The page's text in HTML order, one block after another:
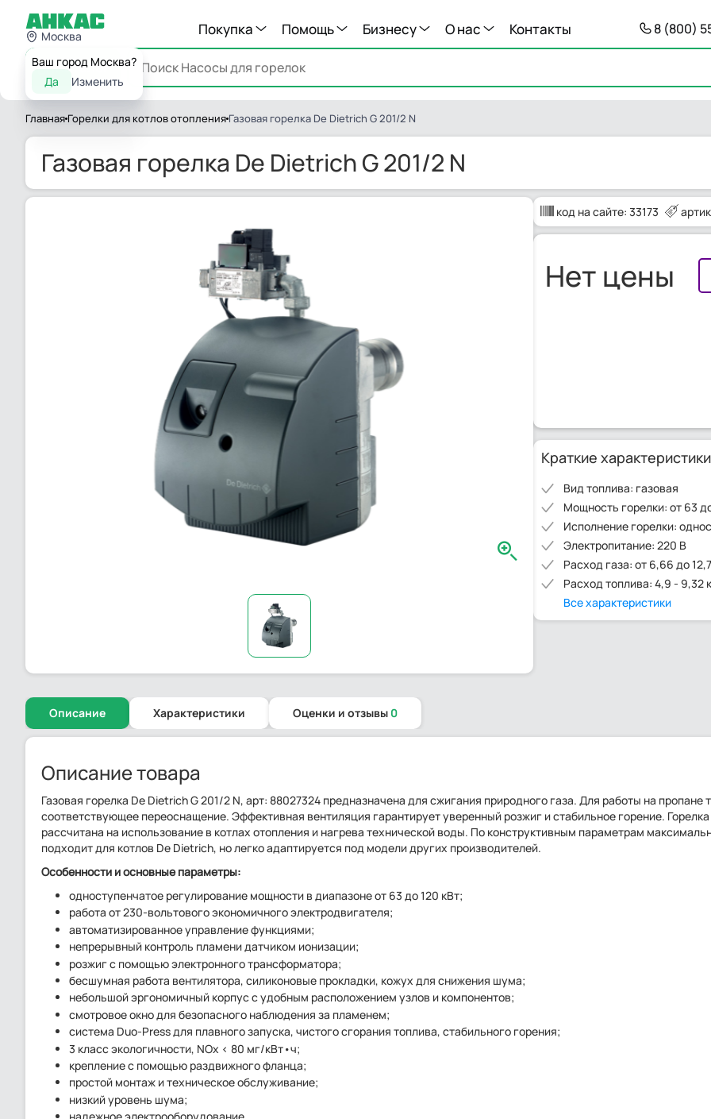
Москва
Ваш город Москва?
Да
Изменить
Покупка Помощь Бизнесу О нас Контакты 8 (800)
Каталог
Главная Горелки для котлов отопления Газовая горелка De Dietrich G 201/2 N
Газовая горелка De Dietrich G 201/2 N
код на сайте: 33173
Нет цены
Краткие характеристики
Вид топлива: газовая
Мощность горелки: от 63
Исполнение горелки:
Электропитание: 220 В
Расход газа: от 6,66 до
Расход топлива: 4,9 - 9,32
Все характеристики
Описание Характеристики Оценки и отзывы 0
Описание товара
Газовая горелка De Dietrich G 201/2 N, арт: 88027324 предназначена для сжигания природного газа. Для работы на пропане
соответствующее переоснащение. Эффективная вентиляция гарантирует уверенный розжиг и стабильное горение. Горелка
рассчитана на использование в котлах отопления и нагрева технической воды. По конструктивным параметрам
подходит для котлов De Dietrich, но легко адаптируется под модели других производителей.
Особенности и основные параметры:
одноступенчатое регулирование мощности в диапазоне от 63 до 120 кВт;
работа от 230-вольтового экономичного электродвигателя;
автоматизированное управление функциями;
непрерывный контроль пламени датчиком ионизации;
розжиг с помощью электронного трансформатора;
бесшумная работа вентилятора, силиконовые прокладки, кожух для снижения шума;
небольшой эргономичный корпус с удобным расположением узлов и компонентов;
смотровое окно для безопасного наблюдения за пламенем;
система Duo-Press для плавного запуска, чистого сгорания топлива, стабильного горения;
3 класс экологичности, NOx < 80 мг/кВт•ч;
крепление с помощью раздвижного фланца;
простой монтаж и техническое обслуживание;
низкий уровень шума;